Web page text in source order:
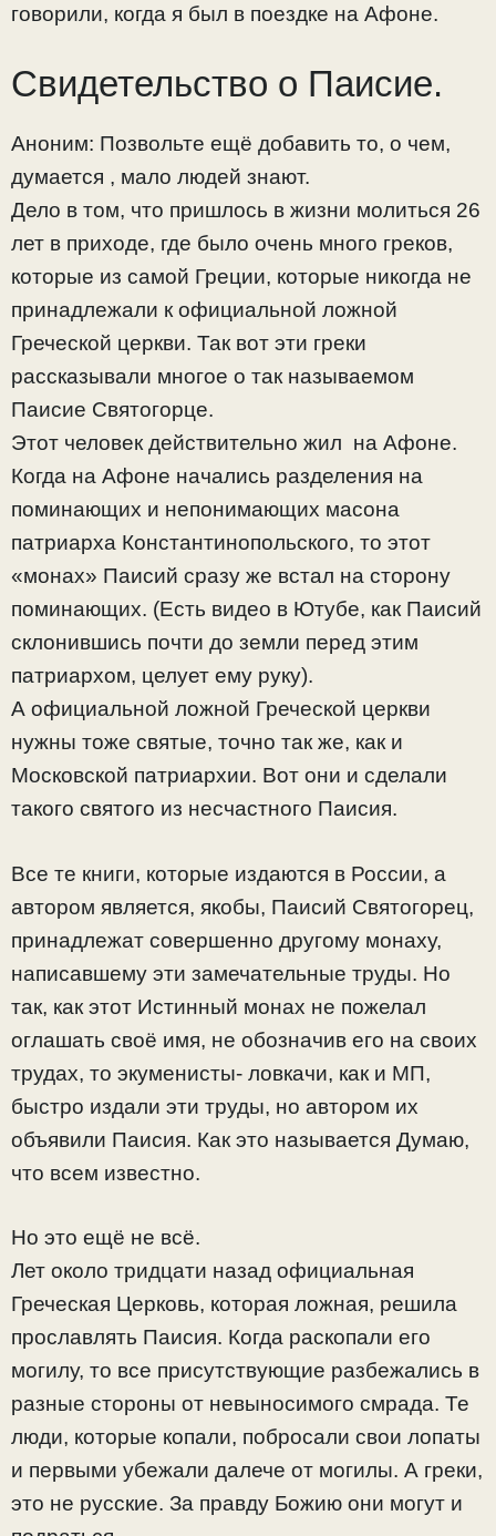
говорили, когда я был в поездке на Афоне.
Свидетельство о Паисие.
Аноним: Позвольте ещё добавить то, о чем,
думается , мало людей знают.
Дело в том, что пришлось в жизни молиться 26
лет в приходе, где было очень много греков,
которые из самой Греции, которые никогда не
принадлежали к официальной ложной
Греческой церкви. Так вот эти греки
рассказывали многое о так называемом
Паисие Святогорце.
Этот человек действительно жил на Афоне.
Когда на Афоне начались разделения на
поминающих и непонимающих масона
патриарха Константинопольского, то этот
«монах» Паисий сразу же встал на сторону
поминающих. (Есть видео в Ютубе, как Паисий
склонившись почти до земли перед этим
патриархом, целует ему руку).
А официальной ложной Греческой церкви
нужны тоже святые, точно так же, как и
Московской патриархии. Вот они и сделали
такого святого из несчастного Паисия.
Все те книги, которые издаются в России, а
автором является, якобы, Паисий Святогорец,
принадлежат совершенно другому монаху,
написавшему эти замечательные труды. Но
так, как этот Истинный монах не пожелал
оглашать своё имя, не обозначив его на своих
трудах, то экуменисты- ловкачи, как и МП,
быстро издали эти труды, но автором их
объявили Паисия. Как это называется Думаю,
что всем известно.
Но это ещё не всё.
Лет около тридцати назад официальная
Греческая Церковь, которая ложная, решила
прославлять Паисия. Когда раскопали его
могилу, то все присутствующие разбежались в
разные стороны от невыносимого смрада. Те
люди, которые копали, побросали свои лопаты
и первыми убежали далече от могилы. А греки,
это не русские. За правду Божию они могут и